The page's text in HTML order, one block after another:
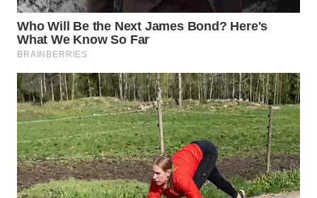
WN
LABUHANBATU
WN
TAPANULI
TENGAH
WN DELI
SERDANG
WN